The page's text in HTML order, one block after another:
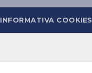
INFORMATIVA COOKIES